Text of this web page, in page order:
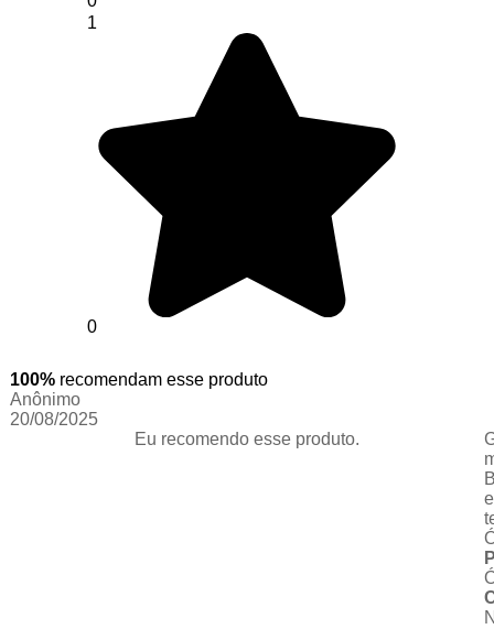
1
0
100% recomendam esse produto
Anônimo
20/08/2025
Eu recomendo esse produto.